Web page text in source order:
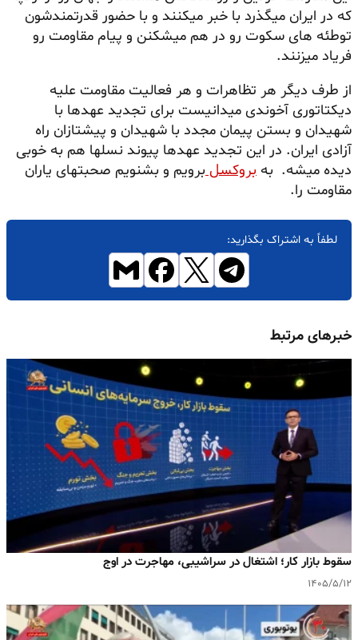
که در ایران میگذرد با خبر میکنند و با حضور قدرتمندشون
توطئه های سکوت رو در هم میشکنن و پیام مقاومت رو
فریاد میزنند.
از طرف دیگر هر تظاهرات و هر فعالیت مقاومت علیه
دیکتاتوری آخوندی میدانیست برای تجدید عهدها با
شهیدان و بستن پیمان مجدد با شهیدان و پیشتازان راه
آزادی ایران. در این تجدید عهدها پیوند نسلها هم به خوبی
دیده میشه. به بروکسلبرویم و بشنویم صحبتهای یاران
مقاومت را.
لطفاً به اشتراک بگذارید:
خبرهای مرتبط
سقوط بازار کار؛ اشتغال در سراشیبی، مهاجرت در اوج
۱۴۰۵/۵/۱۲